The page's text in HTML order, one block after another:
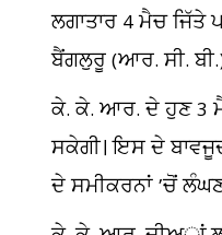
ਲਗਾਤਾਰ 4 ਮੈਚ ਜਿੱਤੇ
ਬੈਂਗਲੁਰੂ (ਆਰ. ਸੀ.
ਕੇ. ਕੇ. ਆਰ. ਦੇ ਹੁਣ 3
ਸਕੇਗੀ। ਇਸ ਦੇ
ਦੇ ਸਮੀਕਰਨਾਂ ’ਚੋਂ